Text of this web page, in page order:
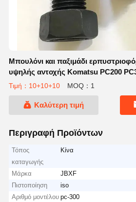
Μπουλόνι και παξιμάδι
υψηλής αντοχής Komatsu PC200
γαλβανισμένο με ψευδάργυρο
Τιμή：10+10+10 MOQ：1
Καλύτερη τιμή
Περιγραφή Προϊόντων
Τόπος
καταγωγής
Κίνα
Μάρκα
JBXF
Πιστοποίηση
iso
Αριθμό μοντέλου pc-300